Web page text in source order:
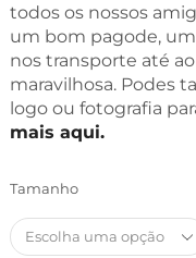
todos os nossos
um bom pagode,
nos transporte até
maravilhosa. Podes
logo ou fotografia
mais aqui.
Tamanho